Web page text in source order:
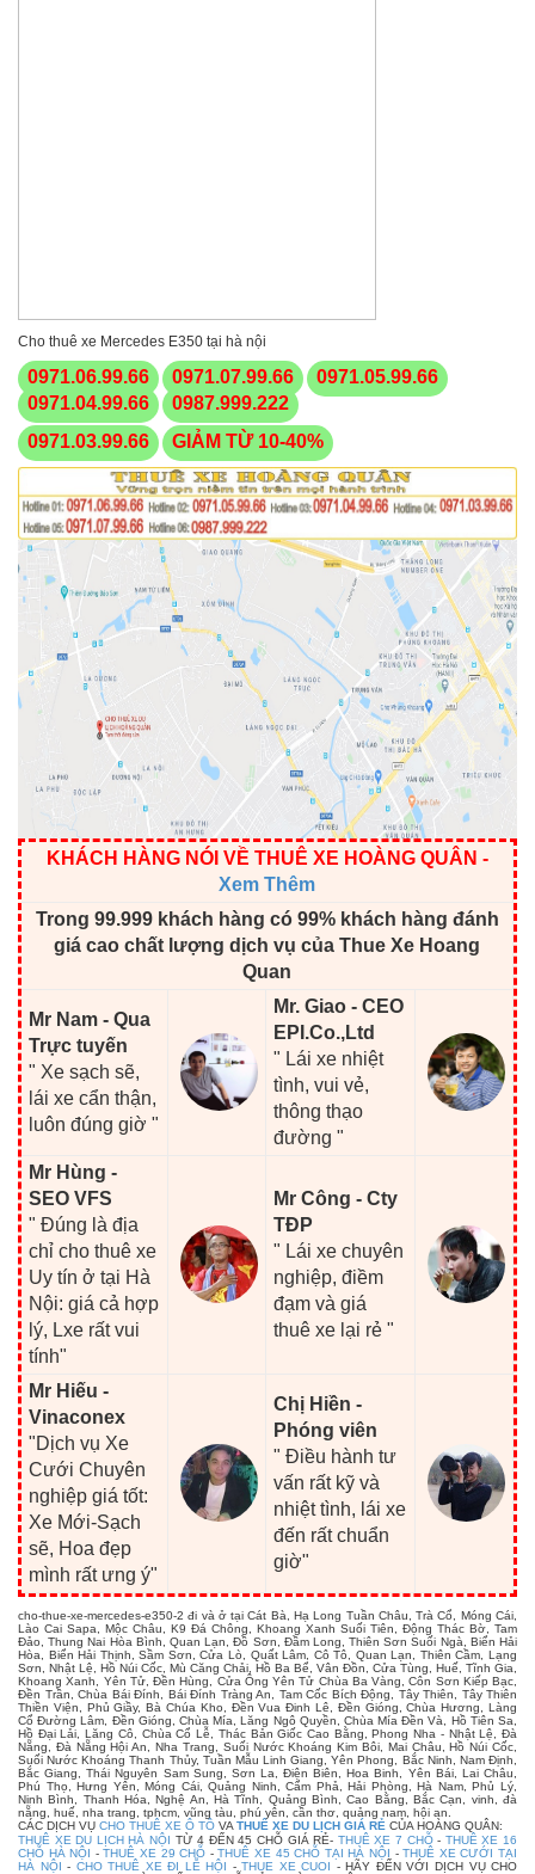
Cho thuê xe Mercedes E350 tại hà nội
0971.06.99.66 0971.07.99.66
0971.05.99.66
0971.04.99.66
0987.999.222
0971.03.99.66
GIẢM TỪ 10-40%
KHÁCH HÀNG NÓI VỀ THUÊ XE HOÀNG QUÂN -
Xem Thêm
Trong 99.999 khách hàng có 99% khách hàng đánh
giá cao chất lượng dịch vụ của Thue Xe Hoang
Quan
Mr Nam - Qua
Trực tuyến
" Xe sạch sẽ,
lái xe cẩn thận,
luôn đúng giờ "
Mr. Giao - CEO
EPI.Co.,Ltd
" Lái xe nhiệt
tình, vui vẻ,
thông thạo
đường "
Mr Hùng -
SEO VFS
" Đúng là địa
chỉ cho thuê xe
Uy tín ở tại Hà
Nội: giá cả hợp
lý, Lxe rất vui
tính"
Mr Công - Cty
TĐP
" Lái xe chuyên
nghiệp, điềm
đạm và giá
thuê xe lại rẻ "
Mr Hiếu -
Vinaconex
"Dịch vụ Xe
Cưới Chuyên
nghiệp giá tốt:
Xe Mới-Sạch
sẽ, Hoa đẹp
mình rất ưng ý"
Chị Hiền -
Phóng viên
" Điều hành tư
vấn rất kỹ và
nhiệt tình, lái xe
đến rất chuẩn
giờ"
cho-thue-xe-mercedes-e350-2 đi và ở tại Cát Bà, Hạ Long Tuần Châu, Trà Cổ, Móng Cái,
Lào Cai Sapa, Mộc Châu, K9 Đá Chông, Khoang Xanh Suối Tiên, Động Thác Bờ, Tam
Đảo, Thung Nai Hòa Bình, Quan Lạn, Đồ Sơn, Đầm Long, Thiên Sơn Suối Ngà, Biển Hải
Hòa, Biển Hải Thịnh, Sầm Sơn, Cửa Lò, Quất Lâm, Cô Tô, Quan Lạn, Thiên Cầm, Lạng
Sơn, Nhật Lệ, Hồ Núi Cốc, Mù Căng Chải, Hồ Ba Bể, Vân Đồn, Cửa Tùng, Huế, Tĩnh Gia,
Khoang Xanh, Yên Tử, Đền Hùng, Cửa Ông Yên Tử Chùa Ba Vàng, Côn Sơn Kiếp Bạc,
Đền Trần, Chùa Bái Đính, Bái Đính Tràng An, Tam Cốc Bích Động, Tây Thiên, Tây Thiên
Thiền Viện, Phủ Giầy, Bà Chúa Kho, Đền Vua Đinh Lê, Đền Gióng, Chùa Hương, Làng
Cổ Đường Lâm, Đền Gióng, Chùa Mía, Lăng Ngô Quyền, Chùa Mía Đền Và, Hồ Tiên Sa,
Hồ Đại Lải, Lăng Cô, Chùa Cổ Lễ, Thác Bản Giốc Cao Bằng, Phong Nha - Nhật Lệ, Đà
Nẵng, Đà Nẵng Hội An, Nha Trang, Suối Nước Khoáng Kim Bôi, Mai Châu, Hồ Núi Cốc,
Suối Nước Khoáng Thanh Thủy, Tuần Mẫu Linh Giang, Yên Phong, Bắc Ninh, Nam Định,
Bắc Giang, Thái Nguyên Sam Sung, Sơn La, Điện Biên, Hoa Binh, Yên Bái, Lai Châu,
Phú Thọ, Hưng Yên, Móng Cái, Quảng Ninh, Cẩm Phả, Hải Phòng, Hà Nam, Phủ Lý,
Ninh Bình, Thanh Hóa, Nghệ An, Hà Tĩnh, Quảng Bình, Cao Bằng, Bắc Cạn, vinh, đà
nẵng, huế, nha trang, tphcm, vũng tàu, phú yên, cần thơ, quảng nam, hội an.
CÁC DỊCH VỤ CHO THUÊ XE Ô TÔ VA THUÊ XE DU LỊCH GIÁ RẺ CỦA HOÀNG QUÂN:
THUÊ XE DU LỊCH HÀ NỘI TỪ 4 ĐẾN 45 CHỖ GIÁ RẺ- THUÊ XE 7 CHỖ- THUÊ XE 16
CHỖ HÀ NỘI -THUÊ XE 29 CHỖ -THUÊ XE 45 CHỖ TẠI HÀ NỘI -THUÊ XE CƯỚI TẠI
HÀ NỘI - CHO THUÊ XE ĐI LỄ HỘI -THUE XE CUOI - HÃY ĐẾN VỚI DỊCH VỤ CHO